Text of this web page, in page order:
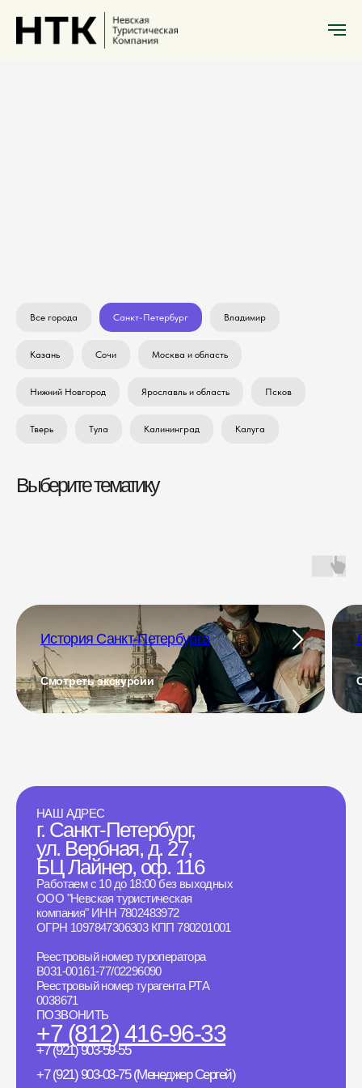
Все города Санкт-Петербург Владимир
Казань Сочи Москва и область
Нижний Новгород Ярославль и область Псков
Тверь Тула Калининград Калуга
Выберите тематику
История Санкт-Петербурга
Смотреть экскурсии
НАШ АДРЕС
г. Санкт-Петербург,
ул. Вербная, д. 27,
БЦ Лайнер, оф. 116
Работаем с 10 до 18:00 без выходных
ООО "Невская туристическая
компания" ИНН 7802483972
ОГРН 1097847306303 КПП 780201001
Реестровый номер туроператора
B031-00161-77/02296090
Реестровый номер турагента РТА
0038671
ПОЗВОНИТЬ
+7 (812) 416-96-33
+7 (921) 903-59-55
+7 (921) 903-03-75 (Менеджер Сергей)